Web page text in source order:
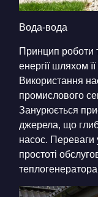
Вода-вода
Принцип роботи
енергії шляхом
Використання
промислового
Занурюється
джерела, що
насос. Переваги
простоті